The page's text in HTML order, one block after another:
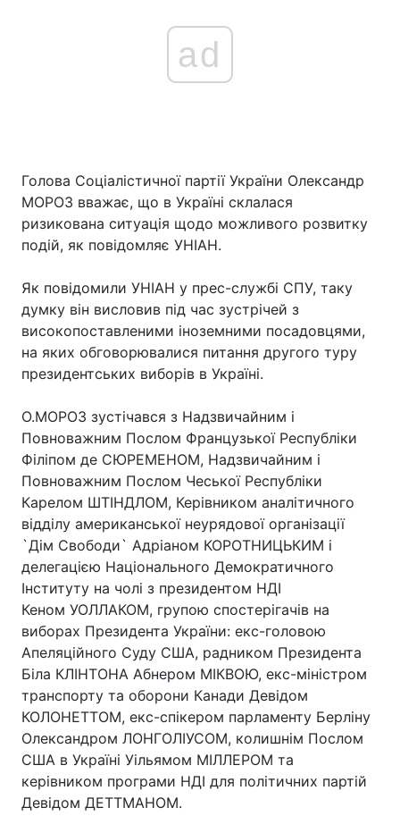
ad
Голова Соціалістичної партії України Олександр
МОРОЗ вважає, що в Україні склалася
ризикована ситуація щодо можливого розвитку
подій, як повідомляє УНІАН.
Як повідомили УНІАН у прес-службі СПУ, таку
думку він висловив під час зустрічей з
високопоставленими іноземними посадовцями,
на яких обговорювалися питання другого туру
президентських виборів в Україні.
О.МОРОЗ зустічався з Надзвичайним і
Повноважним Послом Французької Республіки
Філіпом де СЮРЕМЕНОМ, Надзвичайним і
Повноважним Послом Чеської Республіки
Карелом ШТІНДЛОМ, Керівником аналітичного
відділу американської неурядової організації
`Дім Свободи` Адріаном КОРОТНИЦЬКИМ і
делегацією Національного Демократичного
Інституту на чолі з президентом НДІ
Кеном УОЛЛАКОМ, групою спостерігачів на
виборах Президента України: екс-головою
Апеляційного Суду США, радником Президента
Біла КЛІНТОНА Абнером МІКВОЮ, екс-міністром
транспорту та оборони Канади Девідом
КОЛОНЕТТОМ, екс-спікером парламенту Берліну
Олександром ЛОНГОЛІУСОМ, колишнім Послом
США в Україні Уільямом МІЛЛЕРОМ та
керівником програми НДІ для політичних партій
Девідом ДЕТТМАНОМ.